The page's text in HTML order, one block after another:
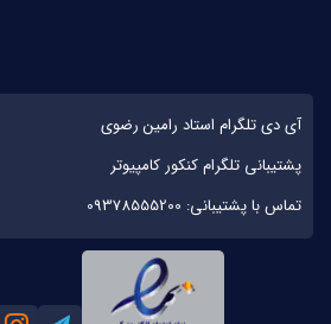
آی دی تلگرام استاد رامین رضوی
پشتیبانی تلگرام کنکور کامپیوتر
تماس با پشتیبانی: 09378555200